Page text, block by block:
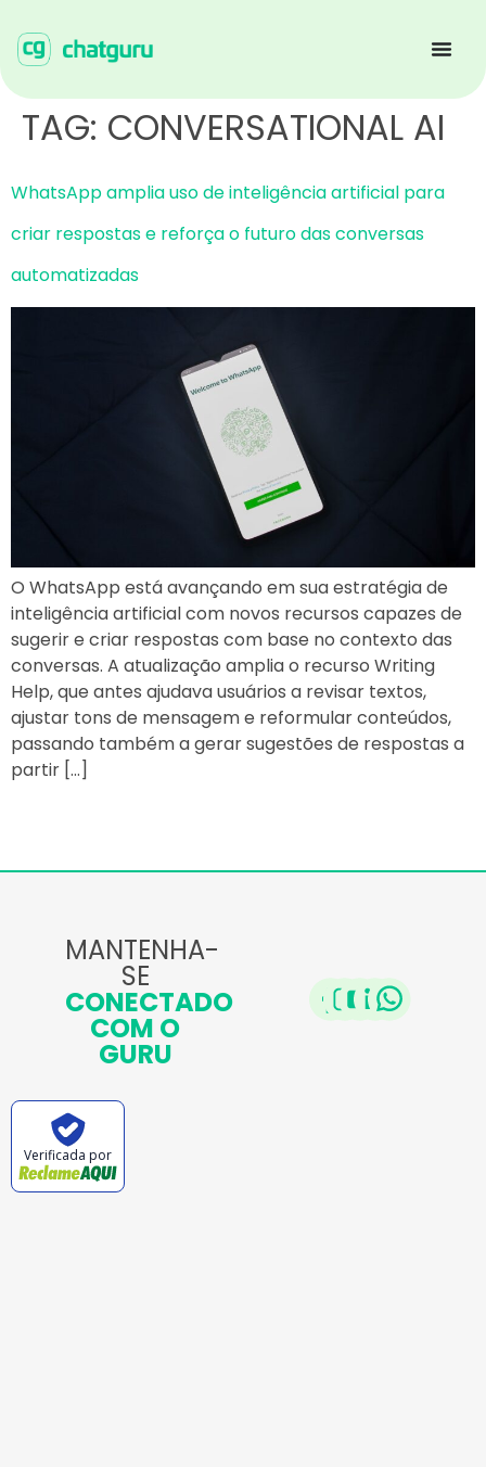
TAG: CONVERSATIONAL AI
WhatsApp amplia uso de inteligência artificial para
criar respostas e reforça o futuro das conversas
automatizadas
O WhatsApp está avançando em sua estratégia de
inteligência artificial com novos recursos capazes de
sugerir e criar respostas com base no contexto das
conversas. A atualização amplia o recurso Writing
Help, que antes ajudava usuários a revisar textos,
ajustar tons de mensagem e reformular conteúdos,
passando também a gerar sugestões de respostas a
partir […]
MANTENHA-
SE
CONECTADO
COM O
GURU
Verificada por